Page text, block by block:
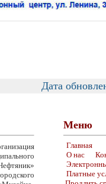
Дата
Меню
Главная
О нас
Платные